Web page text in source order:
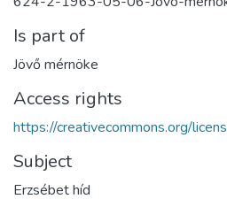
Is part of
Jövő mérnöke
Access rights
https://creativecommons.org/
Subject
Erzsébet híd